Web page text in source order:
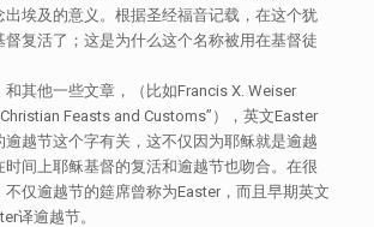
出埃及的意义。根据圣经福音记载，在这个犹
督复活了；这是为什么这个名称被用在基督徒
其他一些文章，（比如Francis X. Weiser
Feasts and Customs”），英文Easter
逾越节这个字有关，这不仅因为耶稣就是逾越
时间上耶稣基督的复活和逾越节也吻合。在很
不仅逾越节的筵席曾称为Easter，而且早期英文
译逾越节。